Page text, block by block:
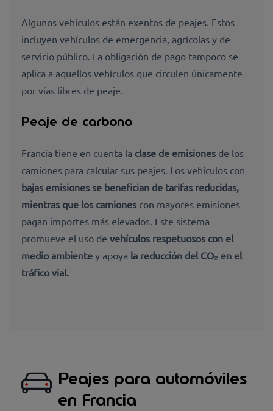
Algunos vehículos están exentos de peajes. Estos
incluyen vehículos de emergencia, agrícolas y de
servicio público. La obligación de pago tampoco se
aplica a aquellos vehículos que circulen únicamente
por vías libres de peaje.
Peaje de carbono
Francia tiene en cuenta la clase de emisiones de los
camiones para calcular sus peajes. Los vehículos con
bajas emisiones se benefician de tarifas reducidas,
mientras que los camiones con mayores emisiones
pagan importes más elevados. Este sistema
promueve el uso de vehículos respetuosos con el
medio ambiente y apoya la reducción del CO₂ en el
tráfico vial.
Peajes para automóviles
en Francia